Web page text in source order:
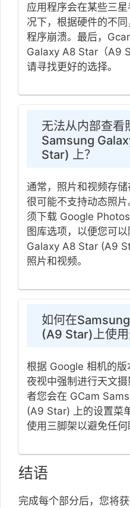
应用程序会在某些三
况下，根据硬件的不
程序崩溃。最后，
Galaxy A8 Star（A9
请寻找更好的选择。
无法从内部查看
Samsung
Star) 上？
通常，照片和视频存
很可能不支持动态照
须下载 Google
图库选项，以便您可
Galaxy A8 Star (A9
照片和视频。
如何在
(A9 Star)上使用
根据 Google 相机的
夜视中强制进行天文
者您会在 GCam
(A9 Star) 上的设置菜
使用三脚架以避免任何
结语
完成每个部分后，您将